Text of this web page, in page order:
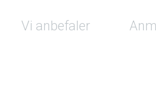
Vi anbefaler